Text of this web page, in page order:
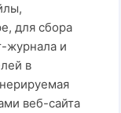
для сбора
журнала и
в
веб-сайта